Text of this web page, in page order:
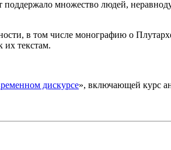
поддержало множество людей,
в том числе монографию о
их текстам.
дискурсе», включающей курс